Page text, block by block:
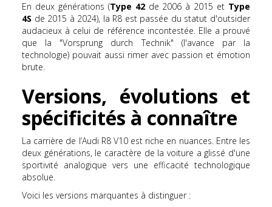
En deux générations (Type 42de 2006 à 2015 et Type
4S de 2015 à 2024), la R8 est passée du statut d'outsider
audacieux à celui de référence incontestée. Elle a prouvé
que la "Vorsprung durch Technik" (l'avance par la
technologie) pouvait aussi rimer avec passion et émotion
brute.
Versions, évolutions et
spécificités à connaître
La carrière de l’Audi R8 V10 est riche en nuances. Entre les
deux générations, le caractère de la voiture a glissé d'une
sportivité analogique vers une efficacité technologique
absolue.
Voici les versions marquantes à distinguer :